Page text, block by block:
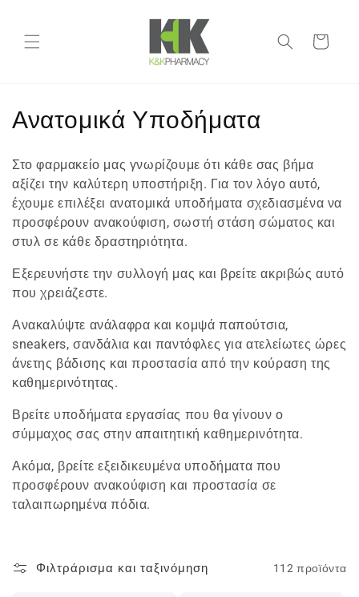
περιεχόμενο
Καλάθι
Σ
λ
λ
ο
γ
ή
:
Ανατομικά Υποδήματα
Στο φαρμακείο μας γνωρίζουμε ότι κάθε σας βήμα
αξίζει την καλύτερη υποστήριξη. Για τον λόγο αυτό,
έχουμε επιλέξει ανατομικά υποδήματα σχεδιασμένα να
προσφέρουν ανακούφιση, σωστή στάση σώματος και
στυλ σε κάθε δραστηριότητα.
​Εξερευνήστε την συλλογή μας και βρείτε ακριβώς αυτό
που χρειάζεστε.
Ανακαλύψτε ανάλαφρα και κομψά παπούτσια,
sneakers, σανδάλια και παντόφλες για ατελείωτες ώρες
άνετης βάδισης και προστασία από την κούραση της
καθημερινότητας.
Βρείτε υποδήματα εργασίας που θα γίνουν ο
σύμμαχος σας στην απαιτητική καθημερινότητα.
Ακόμα, βρείτε εξειδικευμένα υποδήματα που
προσφέρουν ανακούφιση και προστασία σε
ταλαιπωρημένα πόδια.
Φιλτράρισμα και ταξινόμηση 112 προϊόντα